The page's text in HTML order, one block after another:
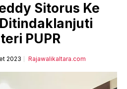
Sitorus Ke
PUPR
2023 Rajawalikaltara.com